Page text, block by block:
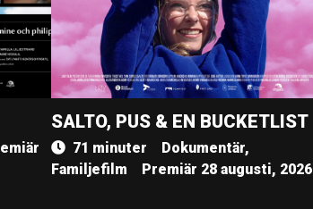
SALTO, PUS & EN BUCKETLIST
71 minuter
Dokumentär,
Familjefilm
Premiär 28 augusti, 2026